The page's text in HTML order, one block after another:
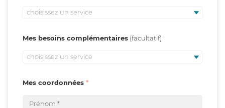
choisissez un service
Mes besoins complémentaires
choisissez un service
Mes coordonnées